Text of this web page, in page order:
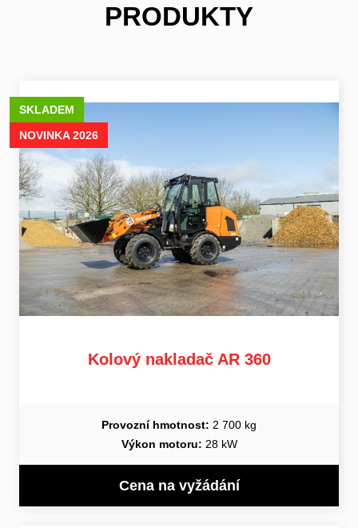
PRODUKTY
SKLADEM
NOVINKA 2026
Kolový nakladač AR 360
Provozní hmotnost: 2 700 kg
Výkon motoru: 28 kW
Cena na vyžádání